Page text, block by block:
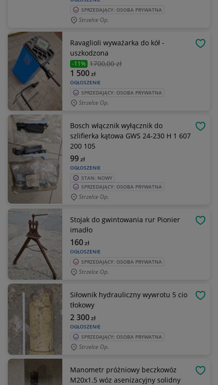
SPRZEDAJĄCY: OSOBA PRYWATNA
Strzelce Op.
Ravaglioli wyważarka do kół -
uszkodzona
-11% 1700,00 zł
OGŁOSZENIE
1 500zł
SPRZEDAJĄCY: OSOBA PRYWATNA
Strzelce Op.
Bosch włącznik wyłącznik do
szlifierka kątowa GWS 24-230 H 1 607
200 105
OGŁOSZENIE
99zł
STAN: NOWY
SPRZEDAJĄCY: OSOBA PRYWATNA
Strzelce Op.
Stojak do gwintowania rur Pionier
imadło
OGŁOSZENIE
160zł
SPRZEDAJĄCY: OSOBA PRYWATNA
Strzelce Op.
Siłownik hydrauliczny wywrotu 5 cio
tłokowy
OGŁOSZENIE
2 300zł
SPRZEDAJĄCY: OSOBA PRYWATNA
Strzelce Op.
Manometr próżniowy beczkowóz
M20x1.5 wóz asenizacyjny solidny